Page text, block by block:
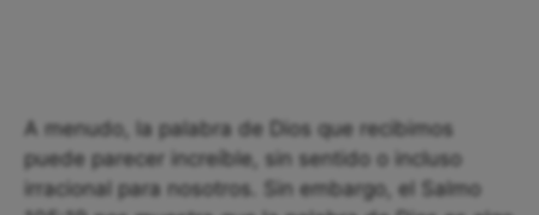
A menudo, la palabra de Dios que recibimos
puede parecer increíble, sin sentido o incluso
irracional para nosotros. Sin embargo, el Salmo